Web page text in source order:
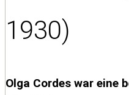
1930)
Olga Cordes war eine